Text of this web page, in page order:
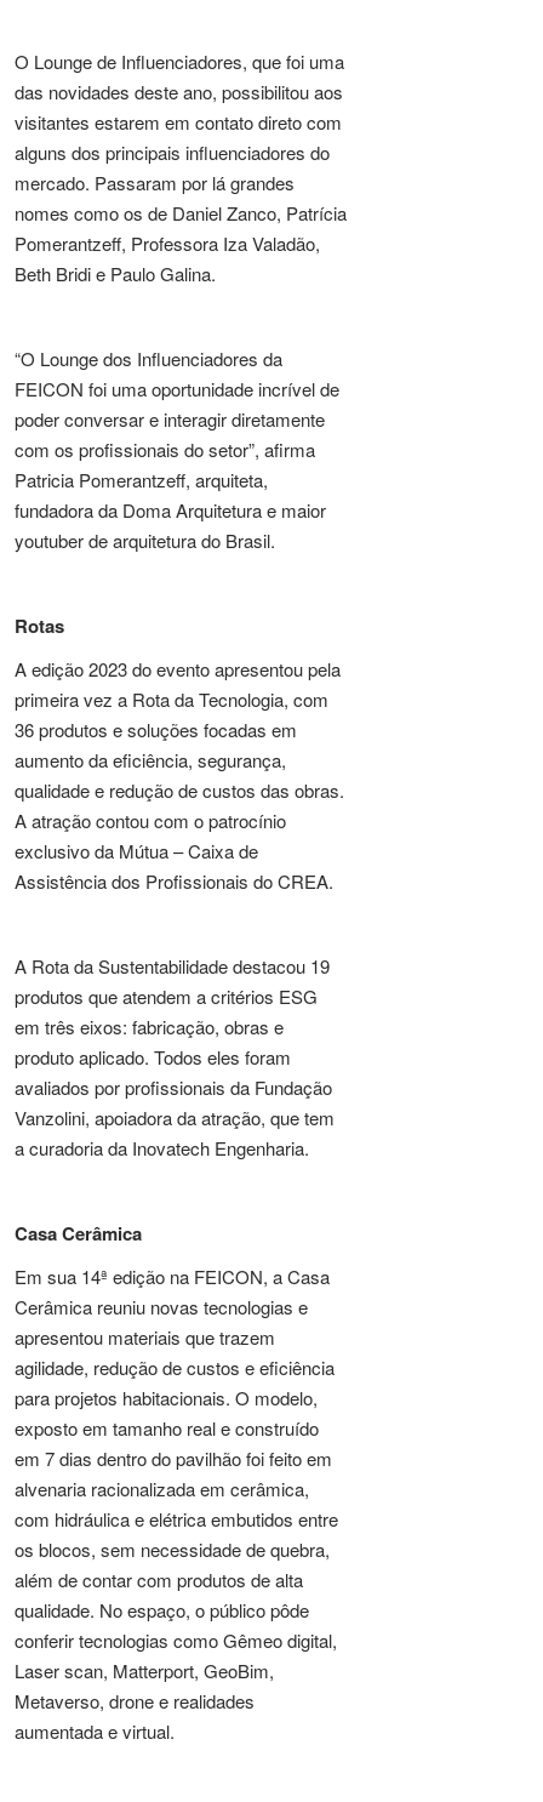
O Lounge de Influenciadores, que foi uma
das novidades deste ano, possibilitou aos
visitantes estarem em contato direto com
alguns dos principais influenciadores do
mercado. Passaram por lá grandes
nomes como os de Daniel Zanco, Patrícia
Pomerantzeff, Professora Iza Valadão,
Beth Bridi e Paulo Galina.
“O Lounge dos Influenciadores da
FEICON foi uma oportunidade incrível de
poder conversar e interagir diretamente
com os profissionais do setor”, afirma
Patricia Pomerantzeff, arquiteta,
fundadora da Doma Arquitetura e maior
youtuber de arquitetura do Brasil.
Rotas
A edição 2023 do evento apresentou pela
primeira vez a Rota da Tecnologia, com
36 produtos e soluções focadas em
aumento da eficiência, segurança,
qualidade e redução de custos das obras.
A atração contou com o patrocínio
exclusivo da Mútua – Caixa de
Assistência dos Profissionais do CREA.
A Rota da Sustentabilidade destacou 19
produtos que atendem a critérios ESG
em três eixos: fabricação, obras e
produto aplicado. Todos eles foram
avaliados por profissionais da Fundação
Vanzolini, apoiadora da atração, que tem
a curadoria da Inovatech Engenharia.
Casa Cerâmica
Em sua 14ª edição na FEICON, a Casa
Cerâmica reuniu novas tecnologias e
apresentou materiais que trazem
agilidade, redução de custos e eficiência
para projetos habitacionais. O modelo,
exposto em tamanho real e construído
em 7 dias dentro do pavilhão foi feito em
alvenaria racionalizada em cerâmica,
com hidráulica e elétrica embutidos entre
os blocos, sem necessidade de quebra,
além de contar com produtos de alta
qualidade. No espaço, o público pôde
conferir tecnologias como Gêmeo digital,
Laser scan, Matterport, GeoBim,
Metaverso, drone e realidades
aumentada e virtual.